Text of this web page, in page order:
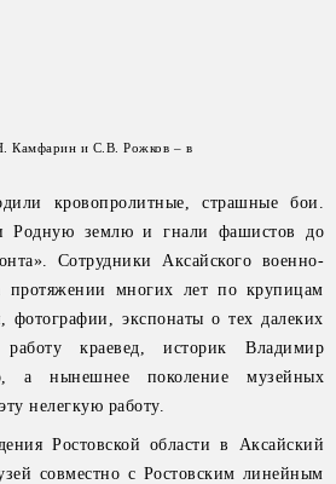
Камфарин и С.В. Рожков – в
кровопролитные, страшные бои.
Родную землю и гнали фашистов до
Сотрудники Аксайского военно-
протяжении многих лет по крупицам
фотографии, экспонаты о тех далеких
краевед, историк Владимир
а нынешнее поколение музейных
нелегкую работу.
Ростовской области в Аксайский
совместно с Ростовским линейным